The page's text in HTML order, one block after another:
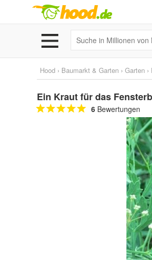
Hood › Baumarkt & Garten › Garten ›
Ein Kraut für das
6 Bewertungen